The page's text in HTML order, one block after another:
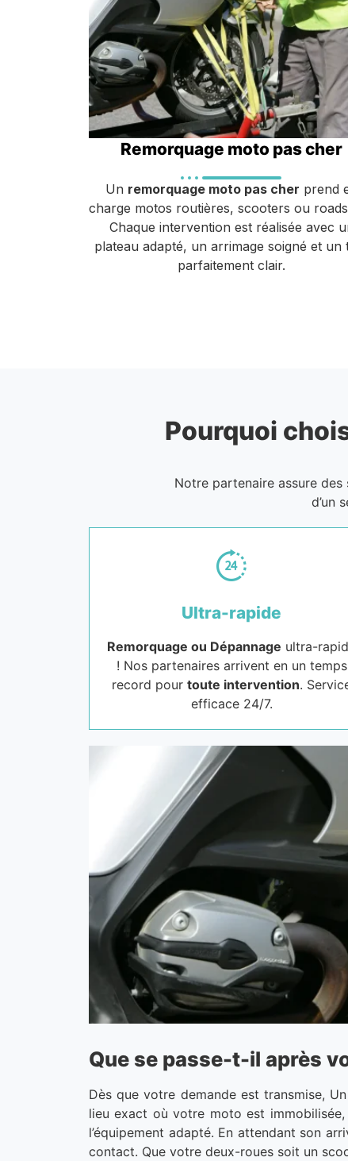
Remorquage moto pas cher
Un remorquage moto pas cher prend
charge motos routières, scooters ou
Chaque intervention est réalisée avec
plateau adapté, un arrimage soigné et un
parfaitement clair.
Pourquoi
Notre partenaire assure des
d’un
Ultra-rapide
Remorquage ou Dépannage ultra-
! Nos partenaires arrivent en un temps
record pour toute intervention.
efficace 24/7.
Que se passe-t-il après
Dès que votre demande est transmise,
lieu exact où votre moto est
l’équipement adapté. En attendant son
contact. Que votre deux-roues soit un